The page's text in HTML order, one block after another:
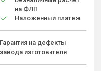
на ФЛП
Наложенный платеж
Гарантия на дефекты
завода изготовителя